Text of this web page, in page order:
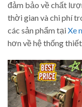
đảm bảo về chất
thời gian và chi phí
các sản phẩm tạiXe
hơn về hệ thống